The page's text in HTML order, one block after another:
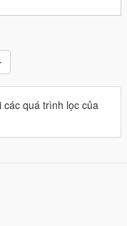
quá trình lọc của